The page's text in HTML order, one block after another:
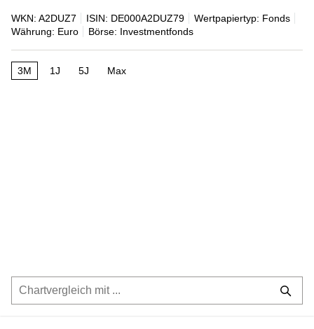
WKN: A2DUZ7 ISIN: DE000A2DUZ79
Wertpapiertyp: Fonds
Währung: Euro
Börse: Investmentfonds
3M 1J 5J Max